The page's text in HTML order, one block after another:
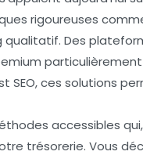
rigoureuses
Des
SEO, ces solutions
accessibles
trésorerie. Vous